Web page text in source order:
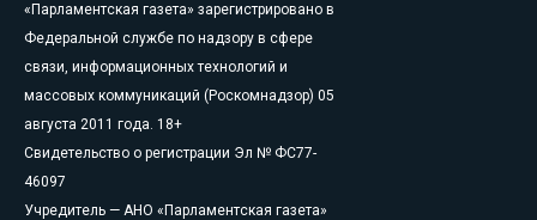
«Парламентская газета» зарегистрировано в
Федеральной службе по надзору в сфере
связи, информационных технологий и
массовых коммуникаций (Роскомнадзор) 05
августа 2011 года. 18+
Свидетельство о регистрации Эл № ФС77-
46097
Учредитель — АНО «Парламентская газета»